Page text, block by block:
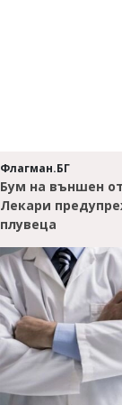
Флагман.БГ
Бум на външен
Лекари
плувеца